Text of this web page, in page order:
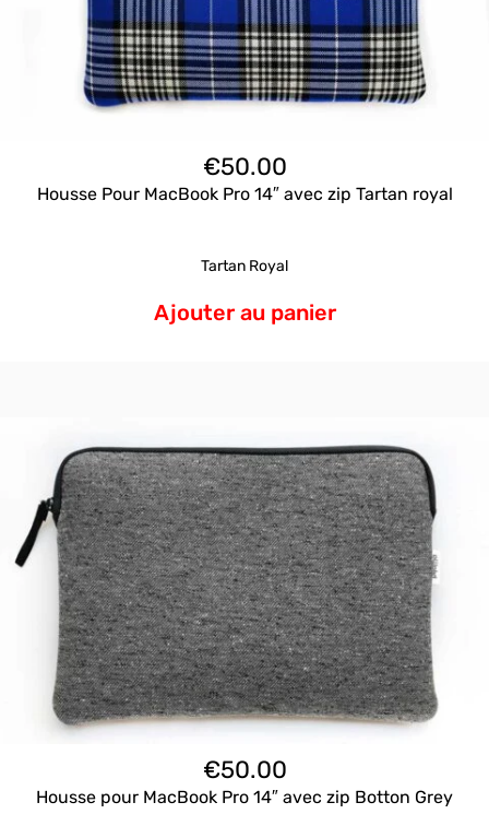
€50.00
Housse Pour MacBook Pro 14″ avec zip Tartan royal
Tartan Royal
Ajouter au panier
€50.00
Housse pour MacBook Pro 14″ avec zip Botton Grey